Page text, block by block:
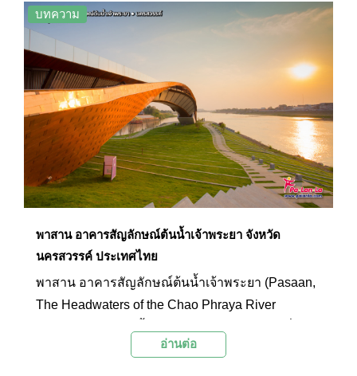
ประจำศาลาว่าการที่เต็มไปด้วยประวัติศาสตร์ และ
สิ่งประดิษฐ์ทรงคุณค่าระดับโลกอย่างนาฬิกา
ดาราศาสตร์ (Astronomical Clock) อันน่าทึ่งมาก
ที่สุดชิ้นหนึ่ง
บทความ
พาสาน อาคารสัญลักษณ์ต้นน้ำเจ้าพระยา จังหวัด
นครสวรรค์ ประเทศไทย
พาสาน อาคารสัญลักษณ์ต้นน้ำเจ้าพระยา (Pasaan,
The Headwaters of the Chao Phraya River
จุดที่แม่น้ำปิง วัง ยม น่านมาบรรจบกันและก่อกำเนิด
อ่านต่อ